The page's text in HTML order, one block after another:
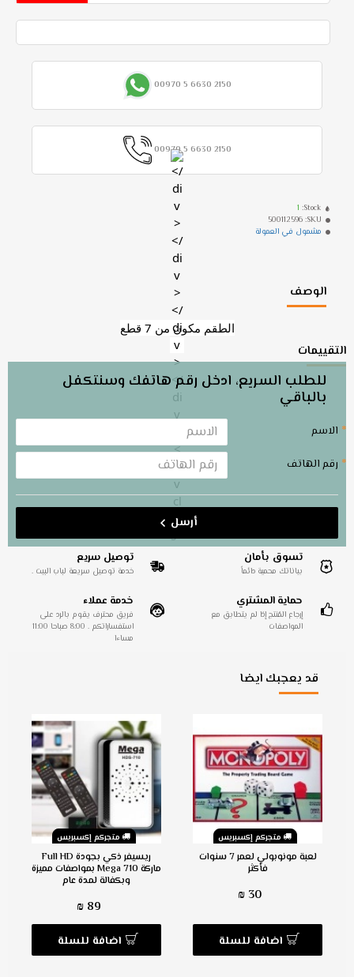
Stock:
1
SKU:
500112596
مشمول في العمولة
00970 5 6630 2150
00970 5 6630 2150
الوصف
الطقم مكون من 7 قطع
التقييمات
للطلب السريع، ادخل رقم هاتفك وسنتكفل
بالباقي
الاسم
رقم الهاتف
أرسل
تسوق بأمان
بياناتك محمية دائماً
توصيل سريع
خدمة توصيل سريعة لباب البيت .
حماية المشتري
إرجاع المُنتج إذا لم يتطابق مع
المواصفات
خدمة عملاء
فريق محترف يقوم بالرد على
استفساراتكم . 8:00 صباحا 11:00
مساءا
قد يعجبك ايضا
متجركم إكسبريس
لعبة مونوبولي لعمر 7 سنوات
فأكثر
30 ₪
اضافة للسلة
متجركم إكسبريس
ريسيفر ذكي بجودة Full HD
ماركة Mega 710 بمواصفات مميزة
وبكفالة لمدة عام
89 ₪
اضافة للسلة